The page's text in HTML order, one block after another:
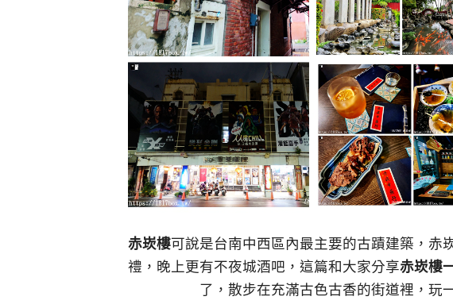
赤崁樓可說是台南中西區內最主要的古蹟建築，赤
禮，晚上更有不夜城酒吧，這篇和大家分享赤崁樓
了，散步在充滿古色古香的街道裡，玩